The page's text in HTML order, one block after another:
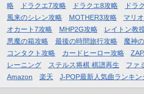
略
ドラクエ7攻略 ドラクエ8攻略 ドラ
風来のシレン攻略
MOTHER3攻略 マリ
オカート7攻略
MHP2G攻略
レイトン教
悪魔の箱攻略
最後の時間旅行攻略 魔神
コンタクト攻略
カードヒーロー攻略
レーニング
ステルス将棋 棋譜再生
ファ
Amazon
楽天 J-POP最新人気曲ランキン